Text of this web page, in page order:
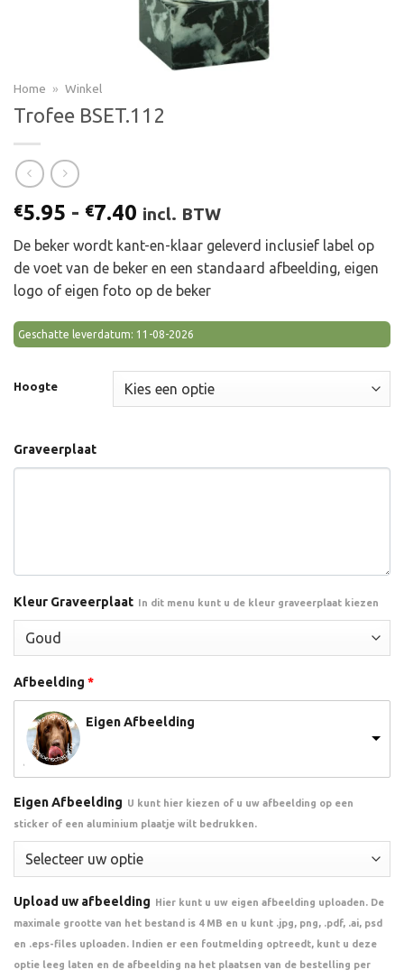
Home » Winkel
Trofee BSET.112
€5.95 - €7.40 Prijsklasse:
€5.95
tot
€7.40
incl. BTW
De beker wordt kant-en-klaar geleverd inclusief label op
de voet van de beker en een standaard afbeelding, eigen
logo of eigen foto op de beker
Geschatte leverdatum: 11-08-2026
Hoogte
Graveerplaat
Kleur Graveerplaat In dit menu kunt u de kleur graveerplaat kiezen
Afbeelding *
Eigen Afbeelding
Eigen Afbeelding U kunt hier kiezen of u uw afbeelding op een
sticker of een aluminium plaatje wilt bedrukken.
Upload uw afbeelding
Hier kunt u uw eigen afbeelding uploaden. De
maximale grootte van het bestand is 4 MB en u kunt .jpg, png, .pdf, .ai, psd
en .eps-files uploaden. Indien er een foutmelding optreedt, kunt u deze
optie leeg laten en de afbeelding na het plaatsen van de bestelling per